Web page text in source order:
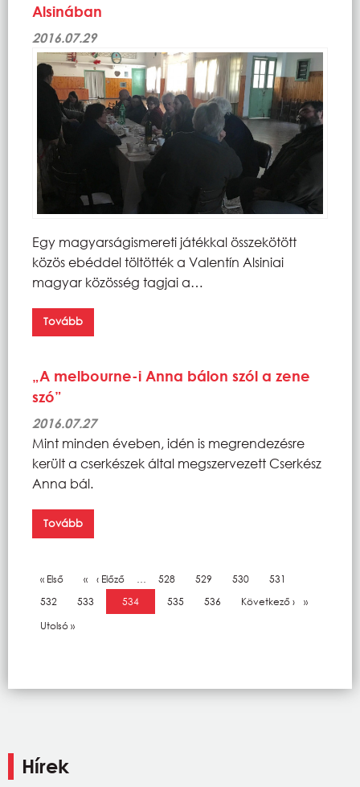
Alsinában
2016.07.29
Egy magyarságismereti játékkal összekötött
közös ebéddel töltötték a Valentín Alsiniai
magyar közösség tagjai a…
Tovább
„A melbourne-i Anna bálon szól a zene
szó”
2016.07.27
Mint minden éveben, idén is megrendezésre
került a cserkészek által megszervezett Cserkész
Anna bál.
Tovább
Oldalszámozás
Első oldal
« Első Előző oldal
‹ Előző … Oldal
528 Oldal
529 Oldal
530 Oldal
531
Oldal
532 Oldal
533 Jelenlegi oldal
534 Oldal
535 Oldal
536 Következő oldal
Következő ›
Utolsó oldal
Utolsó »
Hírek